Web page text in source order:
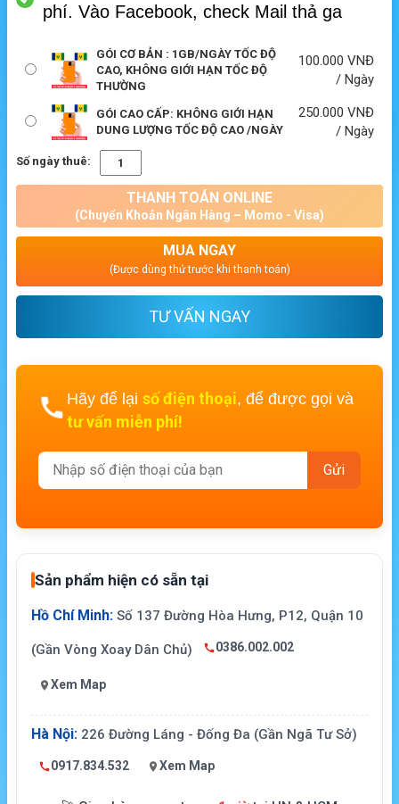
phí. Vào Facebook, check Mail thả ga
GÓI CƠ BẢN : 1GB/NGÀY TỐC ĐỘ
CAO, KHÔNG GIỚI HẠN TỐC ĐỘ
THƯỜNG
100.000 VNĐ
/ Ngày
GÓI CAO CẤP: KHÔNG GIỚI HẠN
DUNG LƯỢNG TỐC ĐỘ CAO /NGÀY
250.000 VNĐ
/ Ngày
Số ngày thuê:
THANH TOÁN ONLINE
(Chuyển Khoản Ngân Hàng – Momo - Visa)
MUA NGAY
(Được dùng thử trước khi thanh toán)
TƯ VẤN NGAY
Hãy để lại số điện thoại, để được gọi và
tư vấn miễn phí!
Sản phẩm hiện có sẵn tại
Hồ Chí Minh: Số 137 Đường Hòa Hưng, P12, Quận 10
(Gần Vòng Xoay Dân Chủ) 0386.002.002
Xem Map
Hà Nội: 226 Đường Láng - Đống Đa (Gần Ngã Tư Sở)
0917.834.532 Xem Map